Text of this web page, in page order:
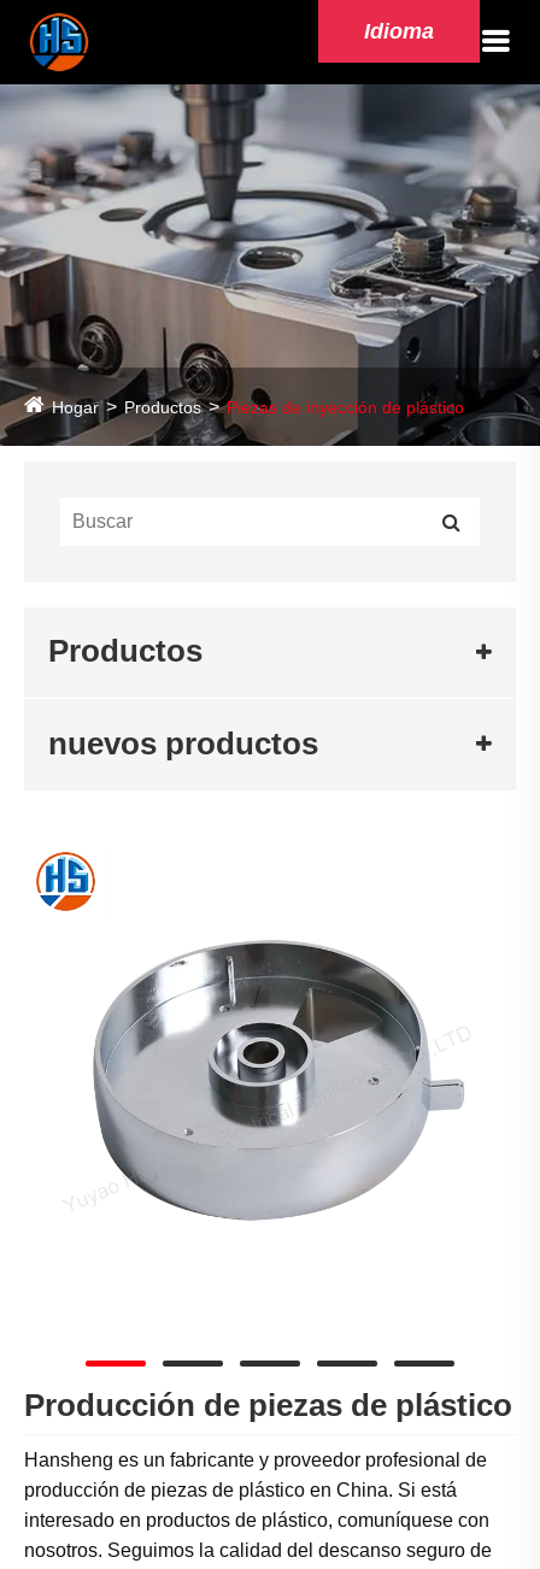
Idioma
Hogar Productos Piezas de inyección de plástico
Productos
nuevos productos
Producción de piezas de plástico
Hansheng es un fabricante y proveedor profesional de
producción de piezas de plástico en China. Si está
interesado en productos de plástico, comuníquese con
nosotros. Seguimos la calidad del descanso seguro de